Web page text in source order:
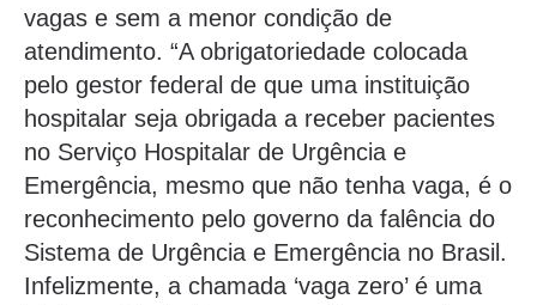
vagas e sem a menor condição de
atendimento. “A obrigatoriedade colocada
pelo gestor federal de que uma instituição
hospitalar seja obrigada a receber pacientes
no Serviço Hospitalar de Urgência e
Emergência, mesmo que não tenha vaga, é o
reconhecimento pelo governo da falência do
Sistema de Urgência e Emergência no Brasil.
Infelizmente, a chamada ‘vaga zero’ é uma